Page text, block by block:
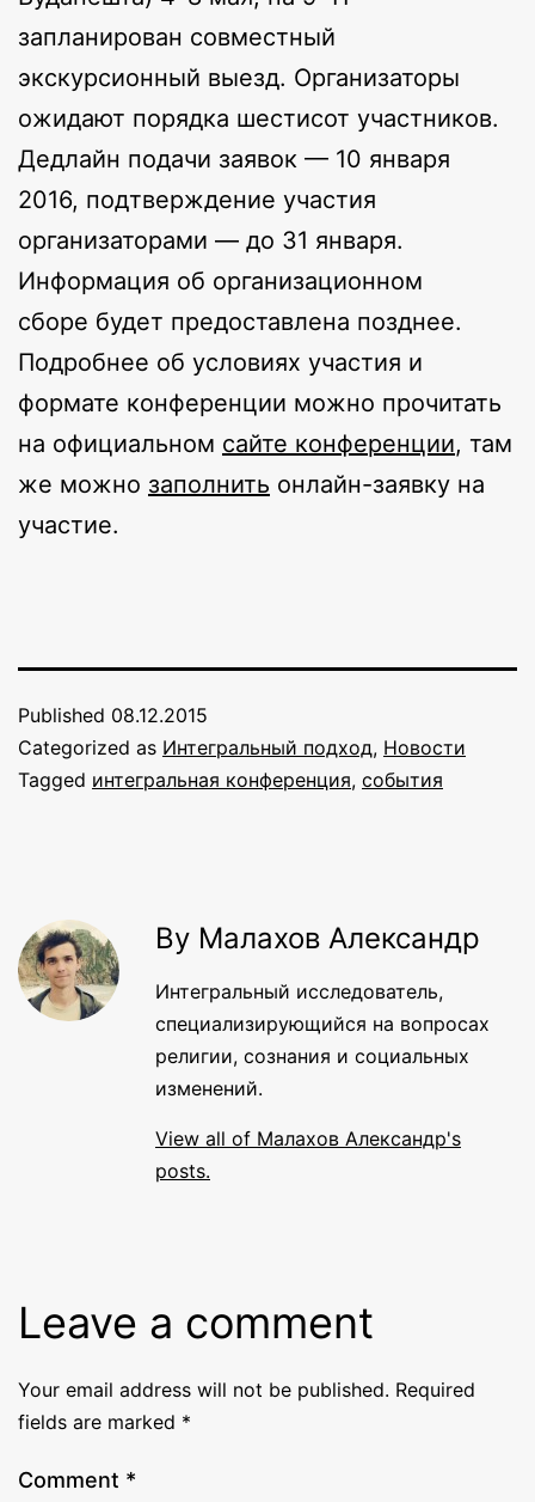
запланирован совместный
экскурсионный выезд. Организаторы
ожидают порядка шестисот участников.
Дедлайн подачи заявок — 10 января
2016, подтверждение участия
организаторами — до 31 января.
Информация об организационном
сборе будет предоставлена позднее.
Подробнее об условиях участия и
формате конференции можно прочитать
на официальном сайте конференции, там
же можно заполнить онлайн-заявку на
участие.
Published 08.12.2015
Categorized as Интегральный подход, Новости
Tagged интегральная конференция, события
By Малахов Александр
Интегральный исследователь,
специализирующийся на вопросах
религии, сознания и социальных
изменений.
View all of Малахов Александр's
posts.
Leave a comment
Your email address will not be published. Required
fields are marked *
Comment *